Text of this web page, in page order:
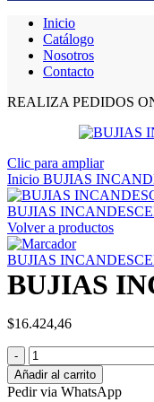
Inicio
Catálogo
Nosotros
Contacto
REALIZA PEDIDOS
Clic para ampliar
Inicio BUJIAS
BUJIAS
Volver a productos
BUJIAS
BUJIAS
$16.424,46
BUJIAS
*HC602
Añadir al carrito
Pedir via WhatsApp